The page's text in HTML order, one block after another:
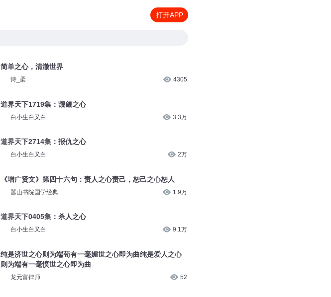
打开APP
简单之心，清澈世界
诗_柔 4305
道界天下1719集：觊觎之心
白小生白又白 3.3万
道界天下2714集：报仇之心
白小生白又白 2万
《增广贤文》第四十六句：责人之心责己，恕己之心恕人
嚣山书院国学经典 1.9万
道界天下0405集：杀人之心
白小生白又白 9.1万
纯是济世之心则为端苟有一毫媚世之心即为曲纯是爱人之心
则为端有一毫愤世之心即为曲
龙元富律师 52